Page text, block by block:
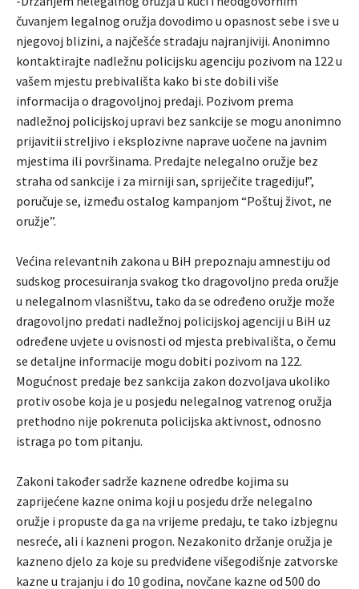
čuvanjem legalnog oružja dovodimo u opasnost sebe i sve u
njegovoj blizini, a najčešće stradaju najranjiviji. Anonimno
kontaktirajte nadležnu policijsku agenciju pozivom na 122 u
vašem mjestu prebivališta kako bi ste dobili više
informacija o dragovoljnoj predaji. Pozivom prema
nadležnoj policijskoj upravi bez sankcije se mogu anonimno
prijavitii streljivo i eksplozivne naprave uočene na javnim
mjestima ili površinama. Predajte nelegalno oružje bez
straha od sankcije i za mirniji san, spriječite tragediju!”,
poručuje se, između ostalog kampanjom “Poštuj život, ne
oružje”.
Većina relevantnih zakona u BiH prepoznaju amnestiju od
sudskog procesuiranja svakog tko dragovoljno preda oružje
u nelegalnom vlasništvu, tako da se određeno oružje može
dragovoljno predati nadležnoj policijskoj agenciji u BiH uz
određene uvjete u ovisnosti od mjesta prebivališta, o čemu
se detaljne informacije mogu dobiti pozivom na 122.
Mogućnost predaje bez sankcija zakon dozvoljava ukoliko
protiv osobe koja je u posjedu nelegalnog vatrenog oružja
prethodno nije pokrenuta policijska aktivnost, odnosno
istraga po tom pitanju.
Zakoni također sadrže kaznene odredbe kojima su
zaprijećene kazne onima koji u posjedu drže nelegalno
oružje i propuste da ga na vrijeme predaju, te tako izbjegnu
nesreće, ali i kazneni progon. Nezakonito držanje oružja je
kazneno djelo za koje su predviđene višegodišnje zatvorske
kazne u trajanju i do 10 godina, novčane kazne od 500 do